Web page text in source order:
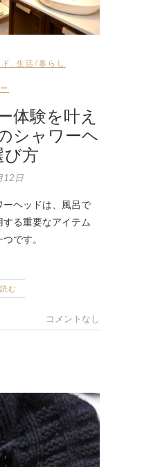
生活/暮らし
体験を叶え
シャワーヘ
び方
12日
する重要なアイテム
です。
む
コメントなし